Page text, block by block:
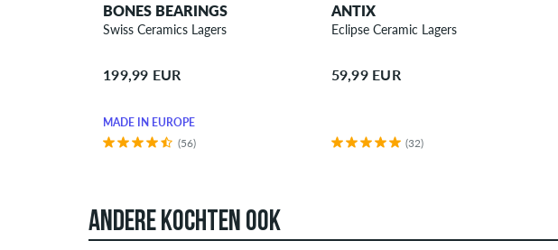
BONES BEARINGS
Swiss Ceramics Lagers
199,99 EUR
MADE IN EUROPE
(56)
ANTIX
Eclipse Ceramic Lagers
59,99 EUR
(32)
ANDERE KOCHTEN OOK